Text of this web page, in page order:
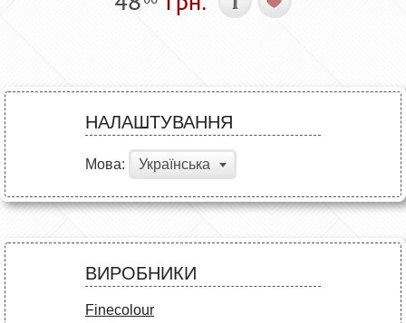
НАЛАШТУВАННЯ
Мова: Українська
ВИРОБНИКИ
Finecolour